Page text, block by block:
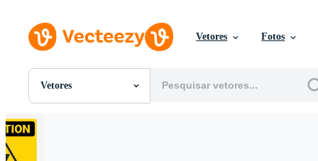
Vetores Fotos
Vetores
Todas Imagens